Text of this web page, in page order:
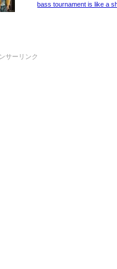
bass tournament is like a
サーリンク